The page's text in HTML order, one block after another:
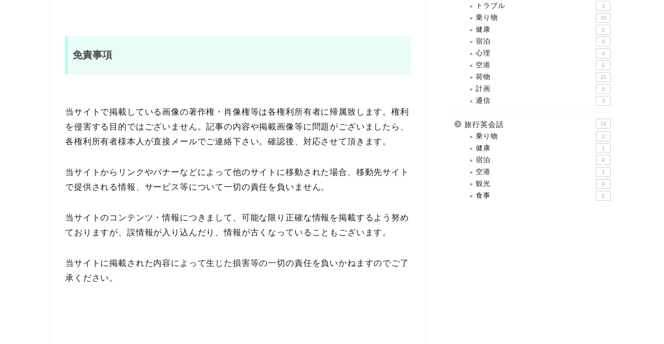
免責事項
当サイトで掲載している画像の著作権・肖像権等は各権利所有者に帰属致します。権利
を侵害する目的ではございません。記事の内容や掲載画像等に問題がございましたら、
各権利所有者様本人が直接メールでご連絡下さい。確認後、対応させて頂きます。
当サイトからリンクやバナーなどによって他のサイトに移動された場合、移動先サイト
で提供される情報、サービス等について一切の責任を負いません。
当サイトのコンテンツ・情報につきまして、可能な限り正確な情報を掲載するよう努め
ておりますが、誤情報が入り込んだり、情報が古くなっていることもございます。
当サイトに掲載された内容によって生じた損害等の一切の責任を負いかねますのでご了
承ください。
トラブル 3
乗り物 10
健康 2
宿泊 9
心理 4
空港 5
荷物 10
計画 8
通信 3
旅行英会話 14
乗り物 2
健康 1
宿泊 4
空港 1
観光 4
食事 2